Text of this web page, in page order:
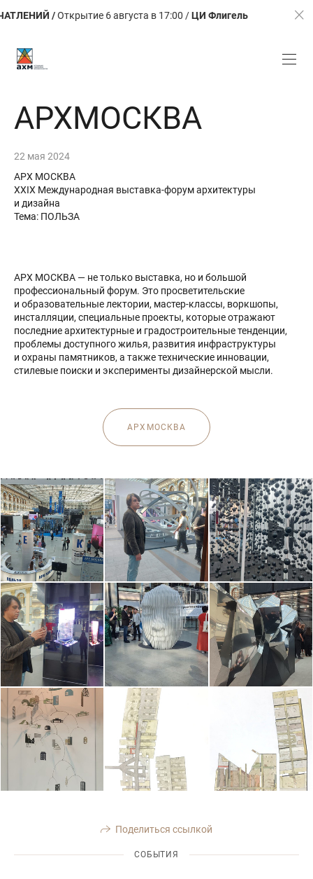
/Открытие 6 августа в 17:00 /ЦИ Флигель
АРХМОСКВА
22 мая 2024
АРХ МОСКВА
XXIX Международная выставка-форум архитектуры
и дизайна
Тема: ПОЛЬЗА
АРХ МОСКВА — не только выставка, но и большой
профессиональный форум. Это просветительские
и образовательные лектории, мастер-классы, воркшопы,
инсталляции, специальные проекты, которые отражают
последние архитектурные и градостроительные тенденции,
проблемы доступного жилья, развития инфраструктуры
и охраны памятников, а также технические инновации,
стилевые поиски и эксперименты дизайнерской мысли.
АРХМОСКВА
Поделиться ссылкой
СОБЫТИЯ